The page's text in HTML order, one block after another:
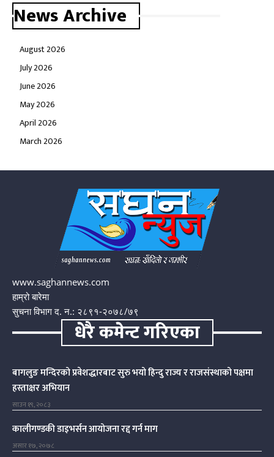
News Archive
August 2026
July 2026
June 2026
May 2026
April 2026
March 2026
www.saghannews.com
हाम्रो बारेमा
सुचना विभाग द. न.: २८९१-२०७८/७९
धेरै कमेन्ट गरिएका
बागलुङ मन्दिरको प्रवेशद्धारबाट सुरु भयो हिन्दु राज्य र राजसंस्थाको पक्षमा
हस्ताक्षर अभियान
साउन १९, २०८३
कालीगण्डकी डाइभर्सन आयोजना रद्द गर्न माग
असार १७, २०७८